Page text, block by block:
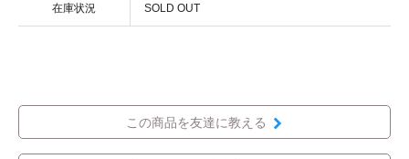
在庫状況 SOLD OUT
この商品を友達に教える